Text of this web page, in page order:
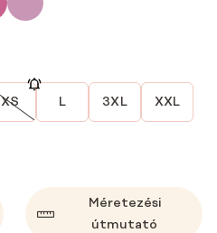
XS L 3XL XXL
Méretezési
útmutató